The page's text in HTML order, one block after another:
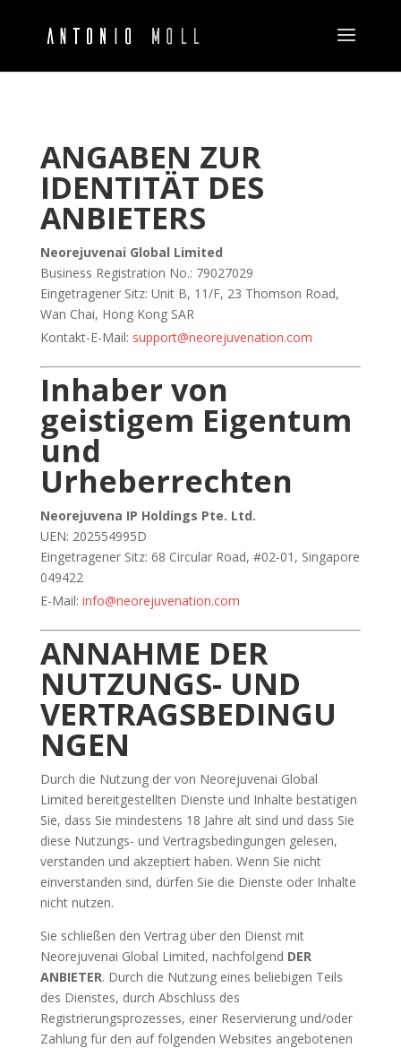
ANGABEN ZUR
IDENTITÄT DES
ANBIETERS
Neorejuvenai Global Limited
Business Registration No.: 79027029
Eingetragener Sitz: Unit B, 11/F, 23 Thomson Road,
Wan Chai, Hong Kong SAR
Kontakt-E-Mail: support@neorejuvenation.com
Inhaber von
geistigem Eigentum
und
Urheberrechten
Neorejuvena IP Holdings Pte. Ltd.
UEN: 202554995D
Eingetragener Sitz: 68 Circular Road, #02-01, Singapore
049422
E-Mail: info@neorejuvenation.com
ANNAHME DER
NUTZUNGS- UND
VERTRAGSBEDINGU
NGEN
Durch die Nutzung der von Neorejuvenai Global
Limited bereitgestellten Dienste und Inhalte bestätigen
Sie, dass Sie mindestens 18 Jahre alt sind und dass Sie
diese Nutzungs- und Vertragsbedingungen gelesen,
verstanden und akzeptiert haben. Wenn Sie nicht
einverstanden sind, dürfen Sie die Dienste oder Inhalte
nicht nutzen.
Sie schließen den Vertrag über den Dienst mit
Neorejuvenai Global Limited, nachfolgend DER
ANBIETER. Durch die Nutzung eines beliebigen Teils
des Dienstes, durch Abschluss des
Registrierungsprozesses, einer Reservierung und/oder
Zahlung für den auf folgenden Websites angebotenen